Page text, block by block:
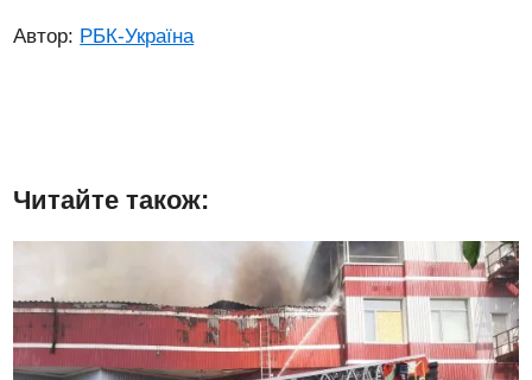
Автор: РБК-Україна
Читайте також: